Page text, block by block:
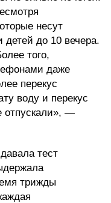
несут
детей до 10 вечера.
того,
даже
перекус
воду и перекус
отпускали», —
тест
трижды